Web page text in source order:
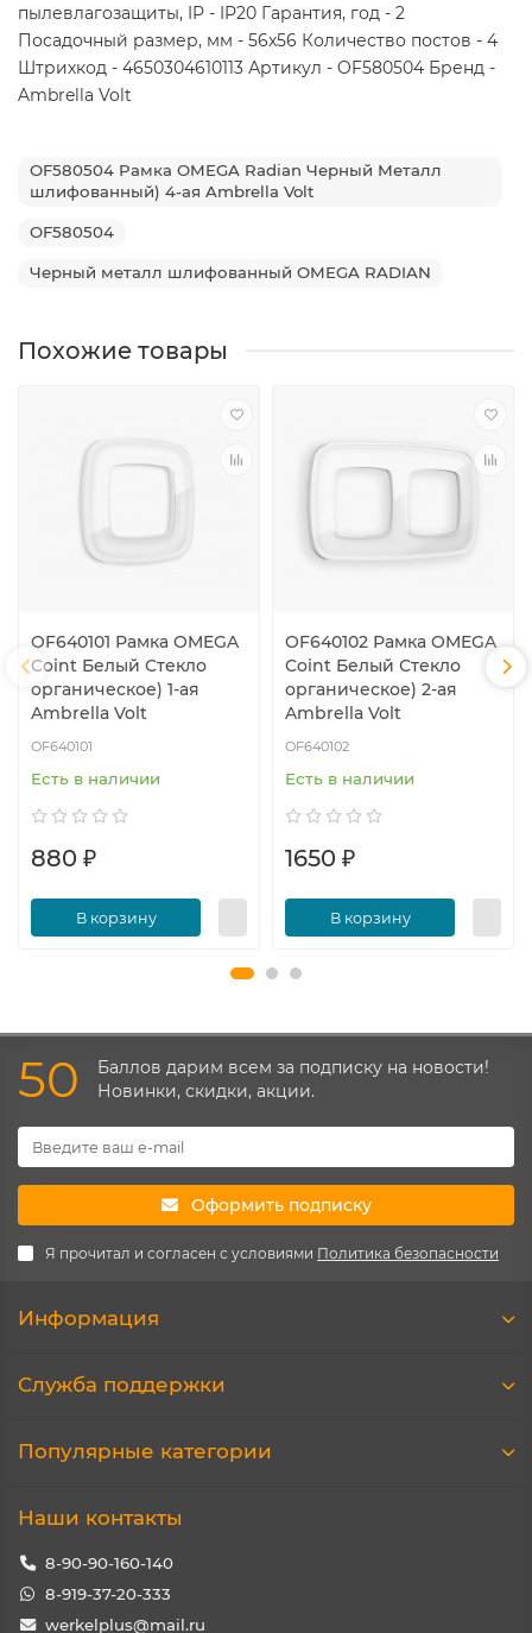
пылевлагозащиты, IP - IP20 Гарантия, год - 2
Посадочный размер, мм - 56x56 Количество постов - 4
Штрихкод - 4650304610113 Артикул - OF580504 Бренд -
Ambrella Volt
OF580504 Рамка OMEGA Radian Черный Металл
шлифованный) 4-ая Ambrella Volt
OF580504
Черный металл шлифованный OMEGA RADIAN
Похожие товары
OF640101 Рамка OMEGA
Coint Белый Стекло
органическое) 1-ая
Ambrella Volt
OF640101
Есть в наличии
880 ₽
В корзину
OF640102 Рамка OMEGA
Coint Белый Стекло
органическое) 2-ая
Ambrella Volt
OF640102
Есть в наличии
1650 ₽
В корзину
50
Баллов дарим всем за подписку на новости!
Новинки, скидки, акции.
Оформить подписку
Я прочитал и согласен с условиями Политика безопасности
Информация
Служба поддержки
Популярные категории
Наши контакты
8-90-90-160-140
8-919-37-20-333
werkelplus@mail.ru